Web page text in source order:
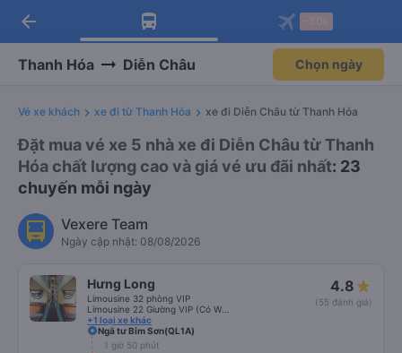
Tải app Vexere ngay!
Nhận ưu đãi thành viên độc
Mở app
Tải app Vexere
-30k/ghế khi đặt vé máy bay qua
Mở app
arrow_back
Thanh Hóa Diễn Châu Chọn ngày
Vé xe khách xe đi từ Thanh Hóa xe đi Diễn Châu từ Thanh Hóa
Đặt mua vé xe 5 nhà xe đi Diễn Châu từ Thanh
Hóa chất lượng cao và giá vé ưu đãi nhất: 23
chuyến mỗi ngày
Vexere Team
Ngày cập nhật: 08/08/2026
Hưng Long
Limousine 32 phòng VIP
+1 loại xe khác
4.8
(55 đánh giá)
Ngã tư Bỉm Sơn(QL1A)
1 giờ 50 phút